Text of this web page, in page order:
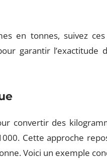
en tonnes, suivez
garantir l’exactitude
convertir des
Cette approche
Voici un exemple